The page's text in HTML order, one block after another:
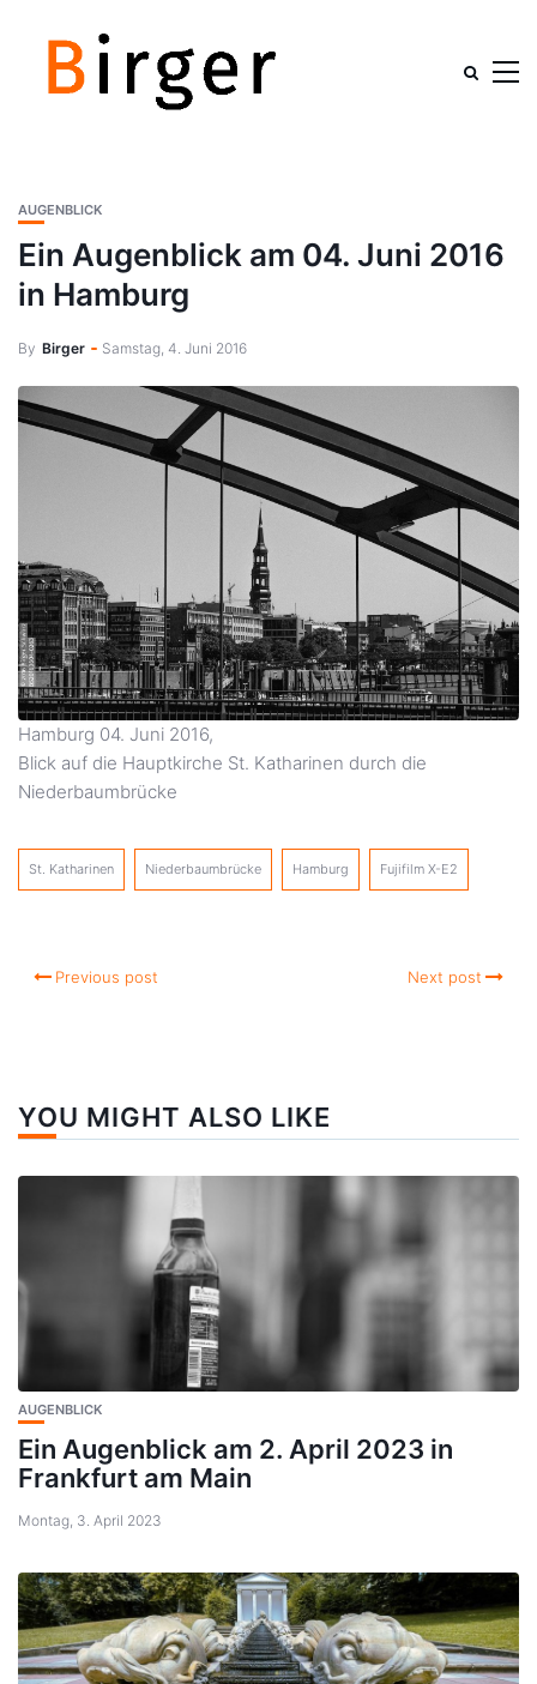
AUGENBLICK
Ein Augenblick am 04. Juni 2016
in Hamburg
By Birger Samstag, 4. Juni 2016
Hamburg 04. Juni 2016,
Blick auf die Hauptkirche St. Katharinen durch die
Niederbaumbrücke
St. Katharinen Niederbaumbrücke Hamburg Fujifilm X-E2
Previous post Next post
YOU MIGHT ALSO LIKE
AUGENBLICK
Ein Augenblick am 2. April 2023 in
Frankfurt am Main
Montag, 3. April 2023